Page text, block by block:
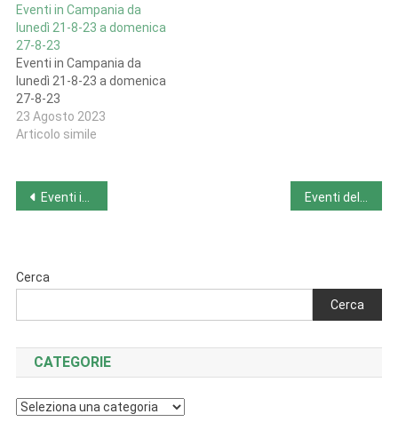
Eventi in Campania da
lunedì 21-8-23 a domenica
27-8-23
Eventi in Campania da
lunedì 21-8-23 a domenica
27-8-23
23 Agosto 2023
Articolo simile
Navigazione
Eventi in Sardegna da lunedì 21-8-23 a domenica 27-8-23
Cerca
Cerca
CATEGORIE
Categorie